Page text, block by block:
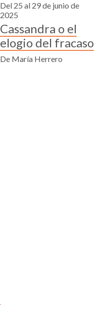
Del 25 al 29 de junio de
2025
Cassandra o el
elogio del fracaso
De María Herrero